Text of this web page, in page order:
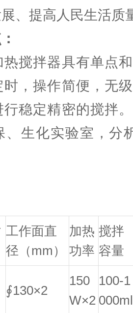
、提高人民生活质
热搅拌器具有单点
，操作简便，无
行稳定精密的搅拌
、生化实验室，分
工作面直
径（mm）
加热
功率
搅拌
容量
∮130×2
150
W×2
100-1
000ml